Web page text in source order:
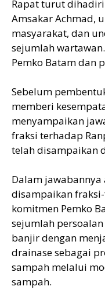
Rapat turut
Amsakar Achmad,
masyarakat, dan
sejumlah
Pemko Batam dan
Sebelum
memberi
menyampaikan
fraksi terhadap
telah disampaikan
Dalam
disampaikan
komitmen Pemko
sejumlah
banjir dengan
drainase sebagai
sampah melalui
sampah.